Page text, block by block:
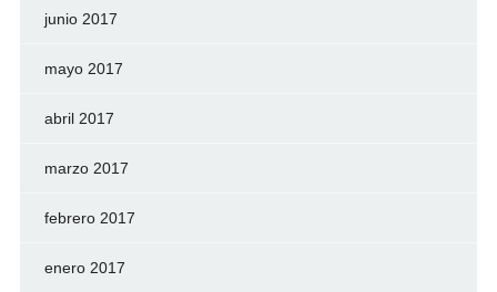
junio 2017
mayo 2017
abril 2017
marzo 2017
febrero 2017
enero 2017